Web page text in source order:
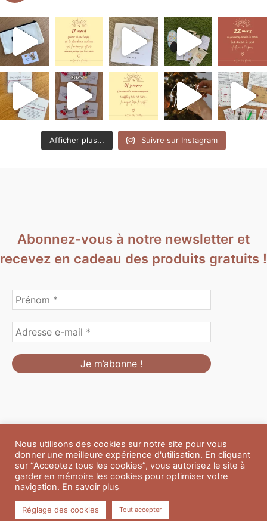
Afficher plus... Suivre sur Instagram
Abonnez-vous à notre newsletter et
recevez en cadeau des produits gratuits !
Formulaire de personnalisation Contact
Boutique
Blog
CGV
Mentions Légales
Politique de confidentialité
A propos
Copyright © 2026 Du Soleil et des Paillettes
Nous utilisons des cookies sur notre site pour vous
donner une meilleure expérience d'utilisation. En cliquant
sur “Acceptez tous les cookies”, vous autorisez le site à
garder en mémoire les cookies pour optimiser votre
navigation. En savoir plus
Réglage des cookies Tout accepter